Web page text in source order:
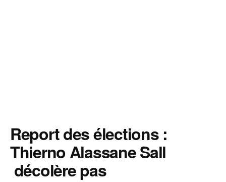
Report des élections :
Thierno Alassane Sall
décolère pas